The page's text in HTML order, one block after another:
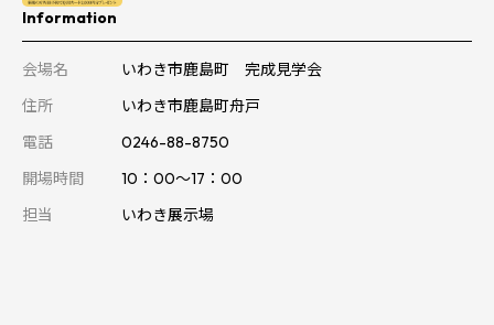
Information
会場名
いわき市鹿島町 完成見学会
住所
いわき市鹿島町舟戸
電話
0246-88-8750
開場時間
10：00～17：00
担当
いわき展示場